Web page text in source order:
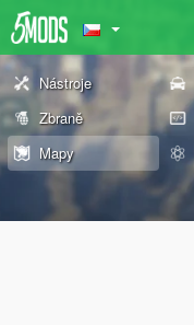
Nástroje
Zbraně
Mapy